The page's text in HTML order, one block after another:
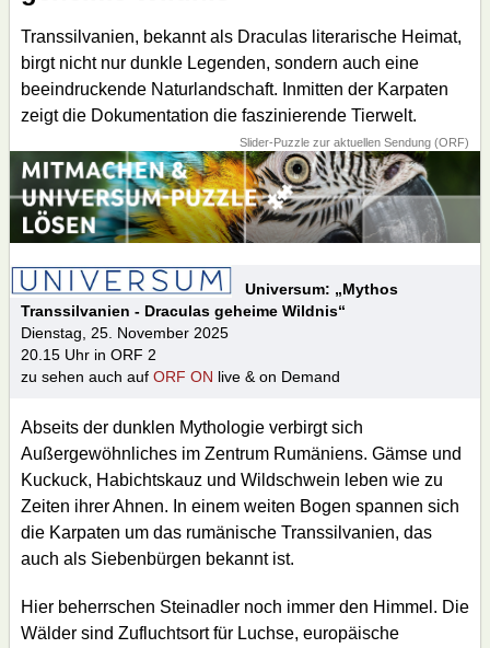
Transsilvanien, bekannt als Draculas literarische Heimat,
birgt nicht nur dunkle Legenden, sondern auch eine
beeindruckende Naturlandschaft. Inmitten der Karpaten
zeigt die Dokumentation die faszinierende Tierwelt.
Slider-Puzzle zur aktuellen Sendung (ORF)
Universum: „Mythos
Transsilvanien - Draculas geheime Wildnis“
Dienstag, 25. November 2025
20.15 Uhr in ORF 2
zu sehen auch auf ORF ON live & on Demand
Abseits der dunklen Mythologie verbirgt sich
Außergewöhnliches im Zentrum Rumäniens. Gämse und
Kuckuck, Habichtskauz und Wildschwein leben wie zu
Zeiten ihrer Ahnen. In einem weiten Bogen spannen sich
die Karpaten um das rumänische Transsilvanien, das
auch als Siebenbürgen bekannt ist.
Hier beherrschen Steinadler noch immer den Himmel. Die
Wälder sind Zufluchtsort für Luchse, europäische